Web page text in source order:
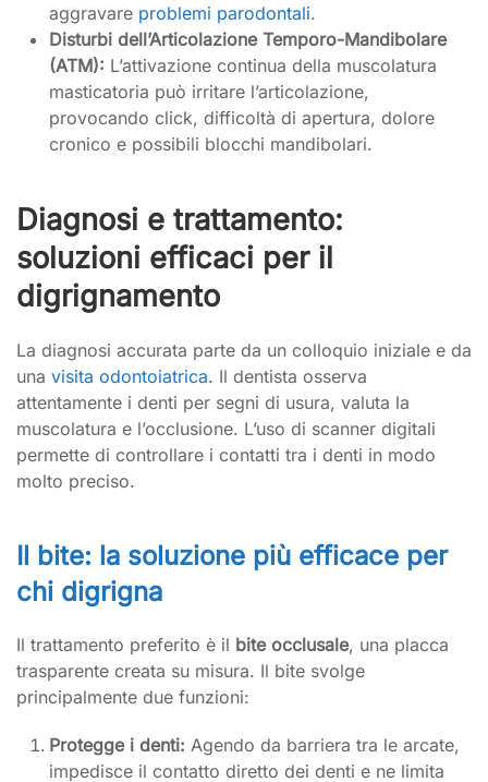
aggravare problemi parodontali.
Disturbi dell’Articolazione Temporo-Mandibolare
(ATM): L’attivazione continua della muscolatura
masticatoria può irritare l’articolazione,
provocando click, difficoltà di apertura, dolore
cronico e possibili blocchi mandibolari.
Diagnosi e trattamento:
soluzioni efficaci per il
digrignamento
La diagnosi accurata parte da un colloquio iniziale e da
una visita odontoiatrica. Il dentista osserva
attentamente i denti per segni di usura, valuta la
muscolatura e l’occlusione. L’uso di scanner digitali
permette di controllare i contatti tra i denti in modo
molto preciso.
Il bite: la soluzione più efficace per
chi digrigna
Il trattamento preferito è il bite occlusale, una placca
trasparente creata su misura. Il bite svolge
principalmente due funzioni:
Protegge i denti: Agendo da barriera tra le arcate,
impedisce il contatto diretto dei denti e ne limita